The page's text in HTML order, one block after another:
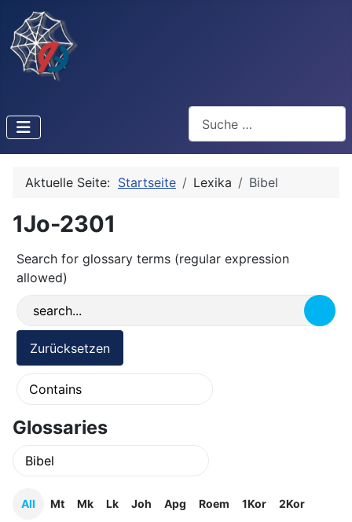
Aktuelle Seite: Startseite Lexika Bibel
1Jo-2301
Search for glossary terms (regular expression
allowed)
Glossaries
All Mt Mk Lk Joh Apg Roem 1Kor 2Kor